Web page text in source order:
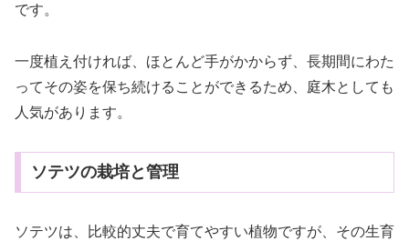
です。
一度植え付ければ、ほとんど手がかからず、長期間にわた
ってその姿を保ち続けることができるため、庭木としても
人気があります。
ソテツの栽培と管理
ソテツは、比較的丈夫で育てやすい植物ですが、その生育